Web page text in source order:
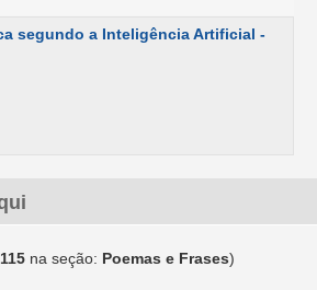
segundo a Inteligência Artificial -
115 na seção: Poemas e Frases)